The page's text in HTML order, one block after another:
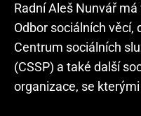
Radní Aleš Nunvář
Odbor sociálních věcí,
Centrum sociálních
(CSSP) a také další
organizace, se